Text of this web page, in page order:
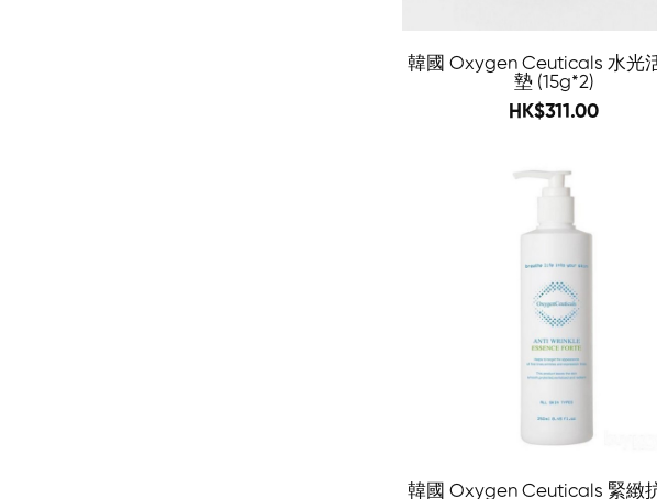
韓國 Oxygen Ceuticals 水光
墊 (15g*2)
448
HK$311.00
韓國 Oxygen Ceuticals 緊緻